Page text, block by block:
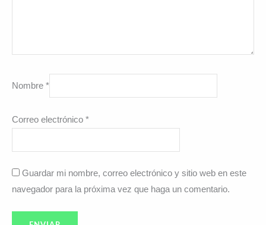
Nombre *
Correo electrónico *
Guardar mi nombre, correo electrónico y sitio web en este
navegador para la próxima vez que haga un comentario.